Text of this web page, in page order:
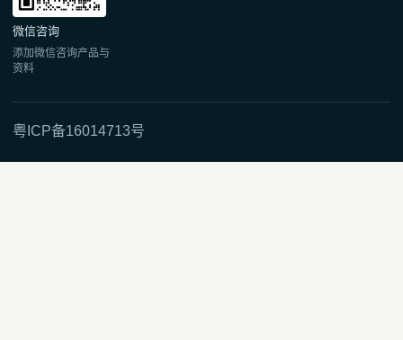
微信咨询
添加微信咨询产品与
资料
粤ICP备16014713号